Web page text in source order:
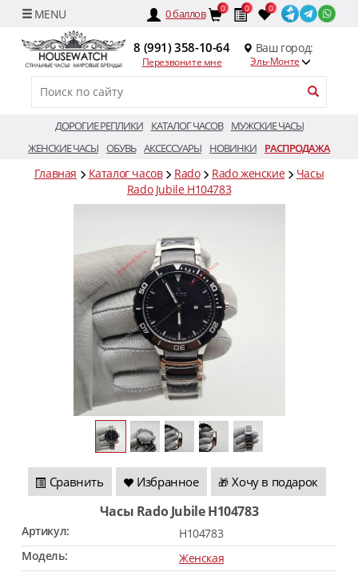
0баллов 0 0 0
8 (991) 358-10-64
Перезвоните мне
Ваш город:
Эль-Монте
ДОРОГИЕ РЕПЛИКИ КАТАЛОГ ЧАСОВ
МУЖСКИЕ ЧАСЫ
ЖЕНСКИЕ ЧАСЫ ОБУВЬ АКСЕССУАРЫ НОВИНКИ РАСПРОДАЖА
Главная Каталог часов Rado Rado женские
Часы
Rado Jubile H104783
Сравнить Избранное 🎁 Хочу в подарок
Часы Rado Jubile H104783
Артикул:
H104783
Модель:
Женская